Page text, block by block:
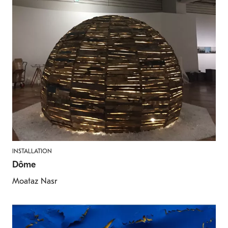
INSTALLATION
Dôme
Moataz Nasr